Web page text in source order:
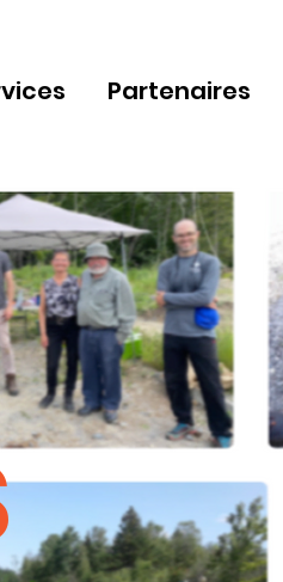
Partenaires